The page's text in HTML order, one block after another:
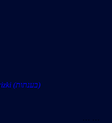
Michael Urizki (בענתות)
…